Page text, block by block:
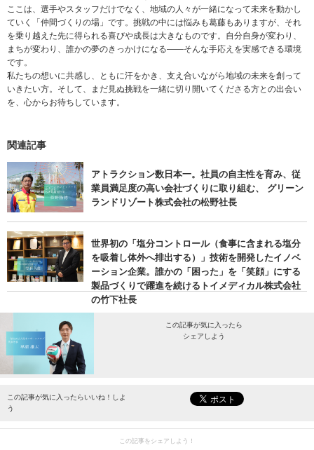
ここは、選手やスタッフだけでなく、地域の人々が一緒になって未来を動かし
ていく「仲間づくりの場」です。挑戦の中には悩みも葛藤もありますが、それ
を乗り越えた先に得られる喜びや成長は大きなものです。自分自身が変わり、
まちが変わり、誰かの夢のきっかけになる——そんな手応えを実感できる環境
です。
私たちの想いに共感し、ともに汗をかき、支え合いながら地域の未来を創って
いきたい方。そして、まだ見ぬ挑戦を一緒に切り開いてくださる方との出会い
を、心からお待ちしています。
関連記事
アトラクション数日本一。社員の自主性を育み、従
業員満足度の高い会社づくりに取り組む、 グリーン
ランドリゾート株式会社の松野社長
世界初の「塩分コントロール（食事に含まれる塩分
を吸着し体外へ排出する）」技術を開発したイノベ
ーション企業。誰かの「困った」を「笑顔」にする
製品づくりで躍進を続けるトイメディカル株式会社
の竹下社長
この記事が気に入ったら
シェアしよう
最新情報をお届けします。
この記事が気に入ったらいいね！しよ
う
この記事をシェアしよう！